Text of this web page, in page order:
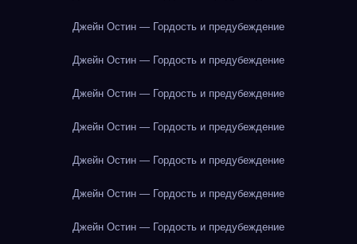
Джейн Остин — Гордость и предубеждение
Джейн Остин — Гордость и предубеждение
Джейн Остин — Гордость и предубеждение
Джейн Остин — Гордость и предубеждение
Джейн Остин — Гордость и предубеждение
Джейн Остин — Гордость и предубеждение
Джейн Остин — Гордость и предубеждение